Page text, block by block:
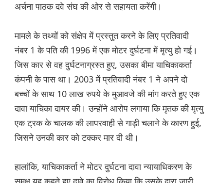
अर्चना पाठक दवे संघ की ओर से सहायता करेंगी।
मामले के तथ्यों को संक्षेप में प्रस्तुत करने के लिए प्रतिवादी
नंबर 1 के पति की 1996 में एक मोटर दुर्घटना में मृत्यु हो गई।
जिस कार से वह दुर्घटनाग्रस्त हुए, उसका बीमा याचिकाकर्ता
कंपनी के पास था। 2003 में प्रतिवादी नंबर 1 ने अपने दो
बच्चों के साथ 10 लाख रुपये के मुआवजे की मांग करते हुए एक
दावा याचिका दायर की। उन्होंने आरोप लगाया कि मृतक की मृत्यु
एक ट्रक के चालक की लापरवाही से गाड़ी चलाने के कारण हुई,
जिसने उनकी कार को टक्कर मार दी थी।
हालांकि, याचिकाकर्ता ने मोटर दुर्घटना दावा न्यायाधिकरण के